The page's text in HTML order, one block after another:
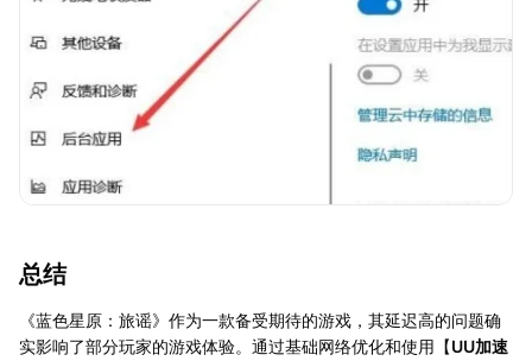
总结
《蓝色星原：旅谣》作为一款备受期待的游戏，其延迟高的问题确
实影响了部分玩家的游戏体验。通过基础网络优化和使用【UU加速